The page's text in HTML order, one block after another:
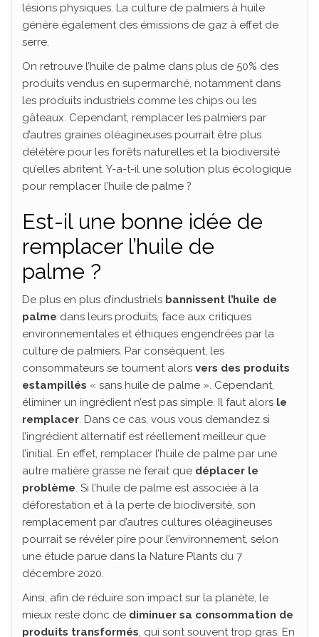
lésions physiques. La culture de palmiers à huile
génère également des émissions de gaz à effet de
serre.
On retrouve l’huile de palme dans plus de 50% des
produits vendus en supermarché, notamment dans
les produits industriels comme les chips ou les
gâteaux. Cependant, remplacer les palmiers par
d’autres graines oléagineuses pourrait être plus
délétère pour les forêts naturelles et la biodiversité
qu’elles abritent. Y-a-t-il une solution plus écologique
pour remplacer l’huile de palme ?
Est-il une bonne idée de
remplacer l’huile de
palme ?
De plus en plus d’industriels bannissent l’huile de
palme dans leurs produits, face aux critiques
environnementales et éthiques engendrées par la
culture de palmiers. Par conséquent, les
consommateurs se tournent alors vers des produits
estampillés « sans huile de palme ». Cependant,
éliminer un ingrédient n’est pas simple. Il faut alors le
remplacer . Dans ce cas, vous vous demandez si
l’ingrédient alternatif est réellement meilleur que
l’initial. En effet, remplacer l’huile de palme par une
autre matière grasse ne ferait que déplacer le
problème . Si l’huile de palme est associée à la
déforestation et à la perte de biodiversité, son
remplacement par d’autres cultures oléagineuses
pourrait se révéler pire pour l’environnement, selon
une étude parue dans la Nature Plants du 7
décembre 2020.
Ainsi, afin de réduire son impact sur la planète, le
mieux reste donc de diminuer sa consommation de
produits transformés , qui sont souvent trop gras. En